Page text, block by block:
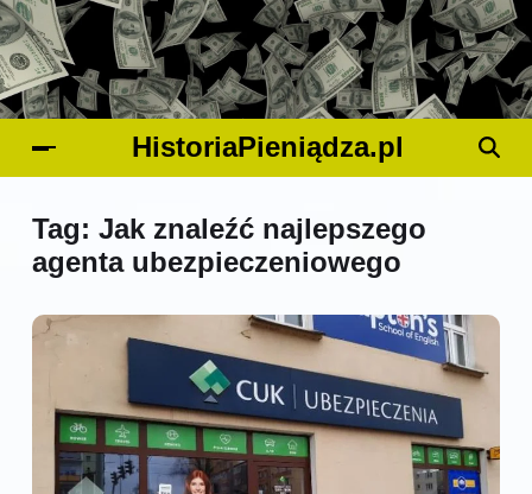
HistoriaPieniądza.pl
Tag: Jak znaleźć najlepszego
agenta ubezpieczeniowego